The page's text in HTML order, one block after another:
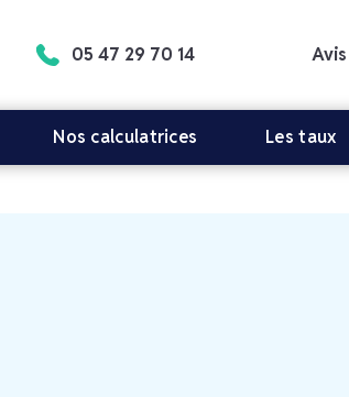
05 47 29 70 14
Nos calculatrices Les taux